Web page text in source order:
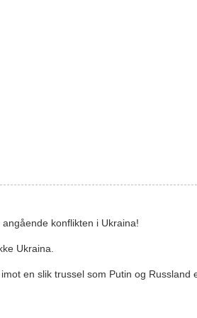
konflikten i Ukraina!
Ukraina.
en slik trussel som Putin og Russland